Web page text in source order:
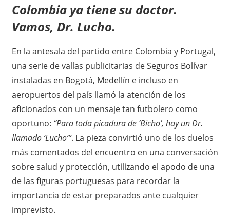
Colombia ya tiene su doctor.
Vamos, Dr. Lucho.
En la antesala del partido entre Colombia y Portugal,
una serie de vallas publicitarias de Seguros Bolívar
instaladas en Bogotá, Medellín e incluso en
aeropuertos del país llamó la atención de los
aficionados con un mensaje tan futbolero como
oportuno: “Para toda picadura de ‘Bicho’, hay un Dr.
llamado ‘Lucho’”. La pieza convirtió uno de los duelos
más comentados del encuentro en una conversación
sobre salud y protección, utilizando el apodo de una
de las figuras portuguesas para recordar la
importancia de estar preparados ante cualquier
imprevisto.